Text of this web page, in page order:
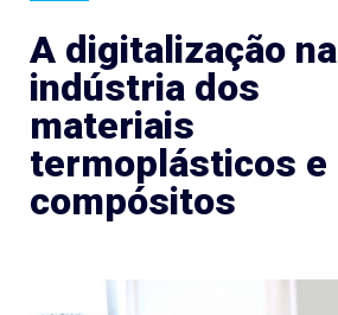
A digitalização na
indústria dos
materiais
termoplásticos e
compósitos